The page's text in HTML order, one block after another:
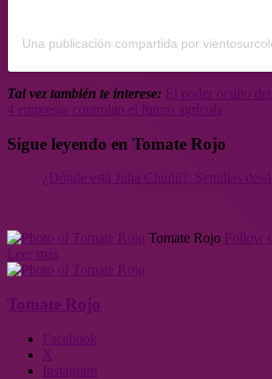
Tal vez también te interese:
4 empresas controlan el futuro agrícola
Sigue leyendo en Tomate Rojo
¿Dónde está Julia Chuñil?: Semillas
Tomate Rojo Follow
Leer más
Tomate Rojo
Facebook
X
Instagram